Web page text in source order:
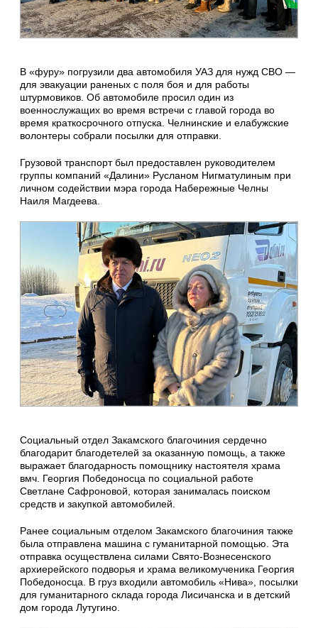
В «фуру» погрузили два автомобиля УАЗ для нужд СВО —
для эвакуации раненых с поля боя и для работы
штурмовиков. Об автомобиле просил один из
военнослужащих во время встречи с главой города во
время краткосрочного отпуска. Челнинские и елабужские
волонтеры собрали посылки для отправки.
Грузовой транспорт был предоставлен руководителем
группы компаний «Далини» Русланом Нигматулиным при
личном содействии мэра города Набережные Челны
Наиля Магдеева.
Социальный отдел Закамского благочиния сердечно
благодарит благодетелей за оказанную помощь, а также
выражает благодарность помощнику настоятеля храма
вмч. Георгия Победоносца по социальной работе
Светлане Сафроновой, которая занималась поиском
средств и закупкой автомобилей.
Ранее социальным отделом Закамского благочиния также
была отправлена машина с гуманитарной помощью. Эта
отправка осуществлена силами Свято-Вознесенского
архиерейского подворья и храма великомученика Георгия
Победоносца. В груз входили автомобиль «Нива», посылки
для гуманитарного склада города Лисичанска и в детский
дом города Лутугино.